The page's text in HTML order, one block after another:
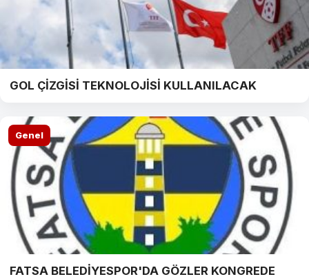
GOL ÇİZGİSİ TEKNOLOJİSİ KULLANILACAK
Genel
FATSA BELEDİYESPOR'DA GÖZLER KONGREDE